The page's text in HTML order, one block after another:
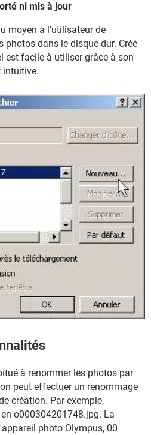
ni mis à jour
moyen à l'utilisateur de
photos dans le disque dur. Créé
est facile à utiliser grâce à son
intuitive.
à renommer les photos par
peut effectuer un renommage
création. Par exemple,
o000304201748.jpg. La
photo Olympus, 00